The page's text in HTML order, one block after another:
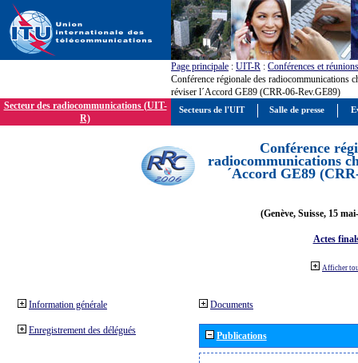
Page principale : UIT-R : Conférences et réunions
Conférence régionale des radiocommunications
réviser l´Accord GE89 (CRR-06-Rev.GE89)
Secteur des radiocommunications (UIT-
R)
Conférence
radiocommunications
´Accord GE89
(Genève, Suisse, 15
Actes
Afficher
Information générale
Enregistrement des délégués
Documents
Publications
Secteurs de l'UIT Salle de presse